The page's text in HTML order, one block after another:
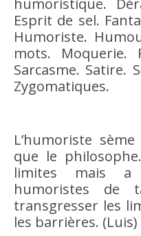
humoristique.
Esprit de sel.
Humoriste.
mots. Moquerie.
Sarcasme. Satire.
Zygomatiques.
L’humoriste
que le
limites mais a
humoristes de
transgresser les
les barrières. (Luis)